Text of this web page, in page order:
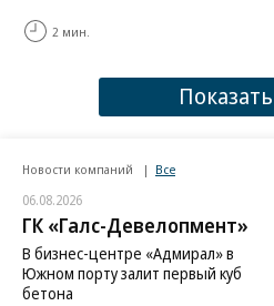
2 мин.
Новости компаний Все
06.08.2026
ГК «Галс-Девелопмент»
В бизнес-центре «Адмирал» в
Южном порту залит первый куб
бетона